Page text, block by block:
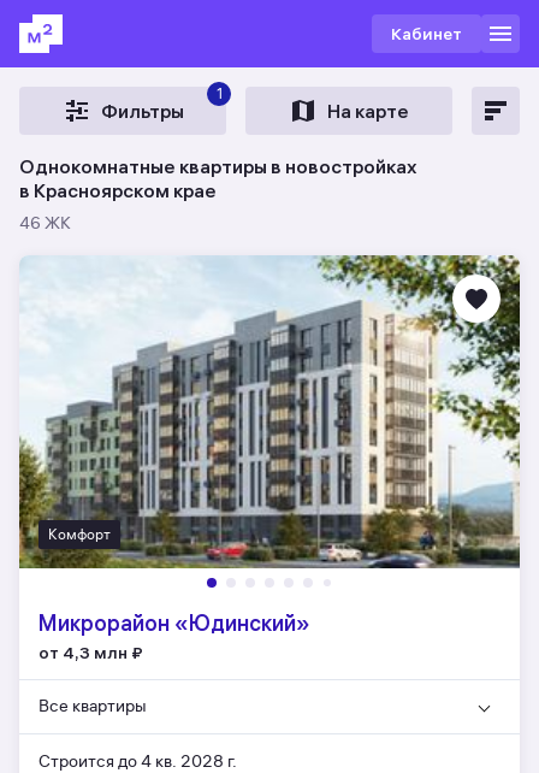
Кабинет
Фильтры
1
На карте
Однокомнатные квартиры в новостройках
в Красноярском крае
46 ЖК
Комфорт
Микрорайон «Юдинский»
от 4,3 млн ₽
Все квартиры
Строится до 4 кв. 2028 г.